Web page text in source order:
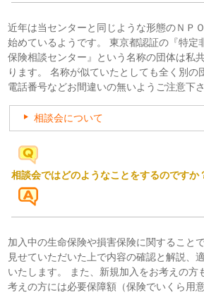
近年は当センターと同じような形態のＮＰ
始めているようです。 東京都認証の『特
保険相談センター』という名称の団体は私
ります。 名称が似ていたとしても全く別の
電話番号などお間違いの無いようご注意下さ
相談会について
相談会ではどのようなことをするのですか
加入中の生命保険や損害保険に関すること
見せていただいた上で内容の確認と解説、
いたします。 また、新規加入をお考えの方
考えの方には必要保障額（保険でいくら用